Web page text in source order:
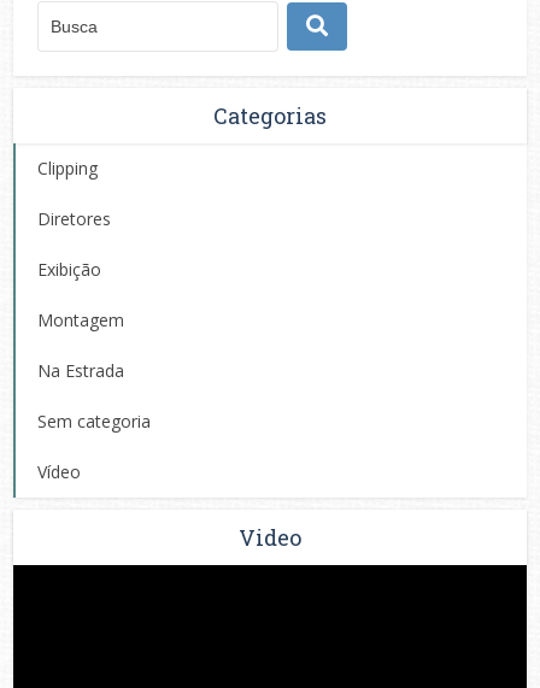
Categorias
Clipping
Diretores
Exibição
Montagem
Na Estrada
Sem categoria
Vídeo
Video